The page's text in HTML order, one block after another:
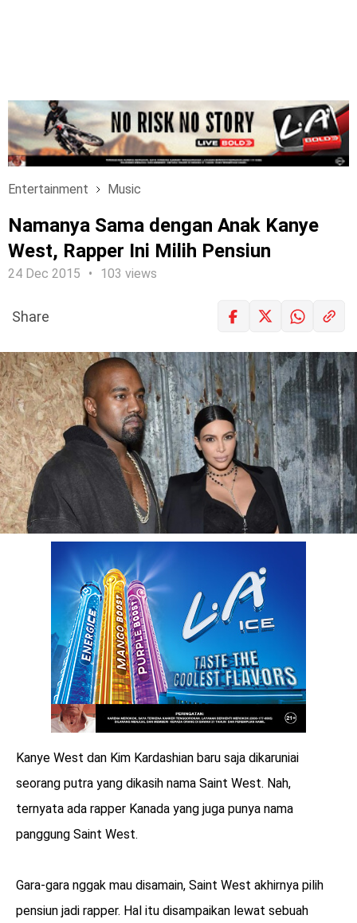
Entertainment Music
Namanya Sama dengan Anak Kanye
West, Rapper Ini Milih Pensiun
24 Dec 2015 103 views
benefit
menarik
LOGIN
Share
Kanye West dan Kim Kardashian baru saja dikaruniai
seorang putra yang dikasih nama Saint West. Nah,
ternyata ada rapper Kanada yang juga punya nama
panggung Saint West.
Gara-gara nggak mau disamain, Saint West akhirnya pilih
pensiun jadi rapper. Hal itu disampaikan lewat sebuah